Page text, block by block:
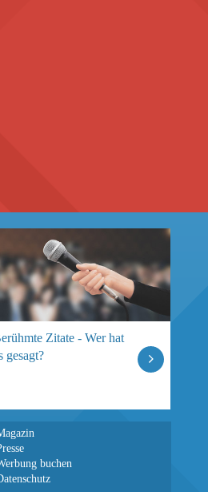
Zitate - Wer hat
gesagt?
buchen